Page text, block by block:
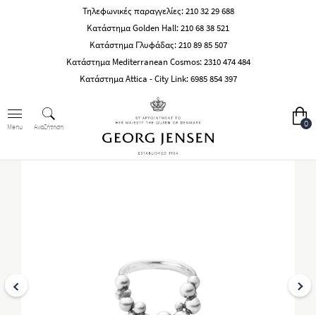
Τηλεφωνικές παραγγελίες:210 32 29 688
Κατάστημα Golden Hall:210 68 38 521
Κατάστημα Γλυφάδας:210 89 85 507
Κατάστημα Mediterranean Cosmos:2310 474 484
Κατάστημα Attica - City Link:6985 854 397
Menu Αναζήτηση 0